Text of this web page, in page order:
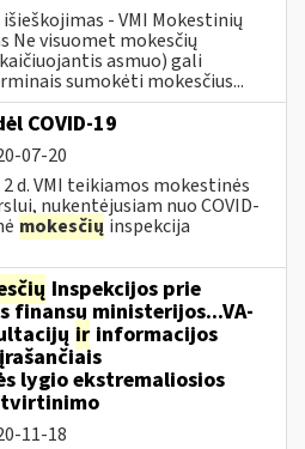
- VMI Mokestinių
Ne visuomet mokesčių
asmuo) gali
sumokėti mokesčius...
COVID-19
07-20
d. VMI teikiamos mokestinės
nukentėjusiam nuo COVID-
mokesčių inspekcija
Inspekcijos prie
finansų ministerijos...VA-
ir informacijos
lygio ekstremaliosios
11-18